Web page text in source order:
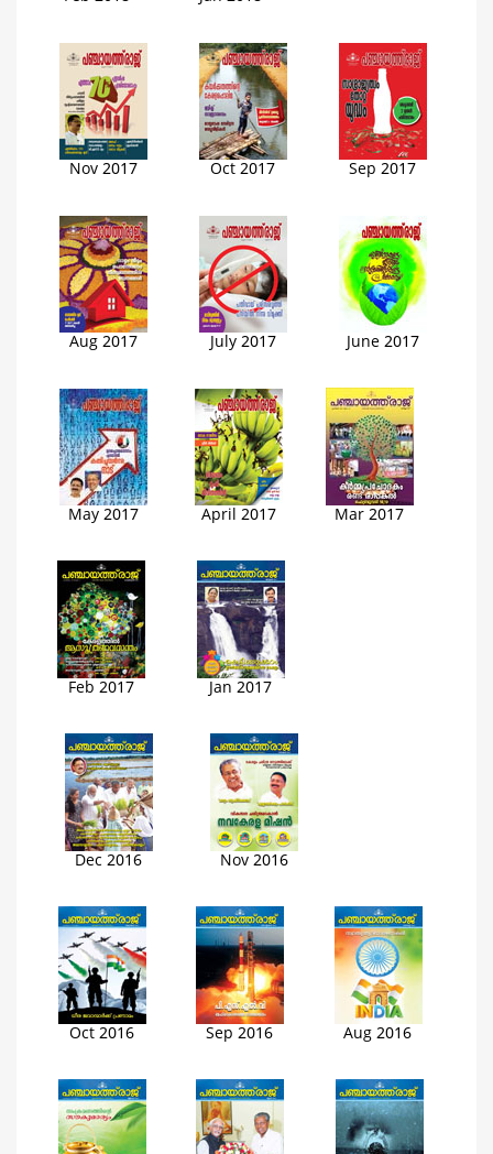
Nov 2017 Oct 2017 Sep 2017
Aug 2017 July 2017 June 2017
May 2017 April 2017 Mar 2017
Feb 2017 Jan 2017
Dec 2016 Nov 2016
Oct 2016 Sep 2016 Aug 2016